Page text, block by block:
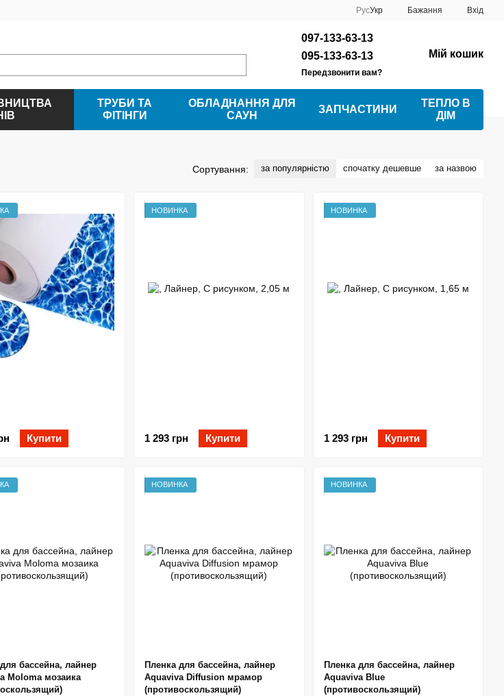
РусУкр Бажання Вхід
097-133-63-13
095-133-63-13
Передзвонити вам?
Мій кошик
ТРУБИ ТА
ФІТІНГИ
ОБЛАДНАННЯ ДЛЯ
САУН
ЗАПЧАСТИНИ
ТЕПЛО В
ДІМ
Сортування: за популярністю спочатку дешевше за назвою
Купити
НОВИНКА
1 293 грн Купити
НОВИНКА
1 293 грн Купити
бассейна, лайнер
Moloma мозаика
НОВИНКА
Пленка для бассейна, лайнер
Aquaviva Diffusion мрамор
(противоскользящий)
НОВИНКА
Пленка для бассейна, лайнер
Aquaviva Blue
(противоскользящий)